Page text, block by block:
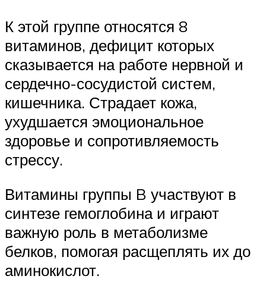
К этой группе относятся 8
витаминов, дефицит которых
сказывается на работе нервной и
сердечно-сосудистой систем,
кишечника. Страдает кожа,
ухудшается эмоциональное
здоровье и сопротивляемость
стрессу.
Витамины группы B участвуют в
синтезе гемоглобина и играют
важную роль в метаболизме
белков, помогая расщеплять их до
аминокислот.